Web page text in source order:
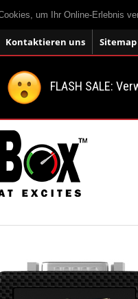
um Ihr Online-Erlebnis
Kontaktieren uns Sitemap
FLASH SALE: